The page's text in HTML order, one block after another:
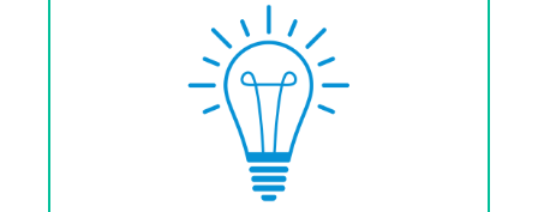
OHM
OHM Service 09 Installation Électrique,
Rénovation Et Dépannage